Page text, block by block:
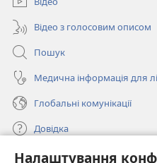
Налаштування
Відео з голосовим описом
Пошук
Медична інформація для
Глобальні комунікації
Довідка